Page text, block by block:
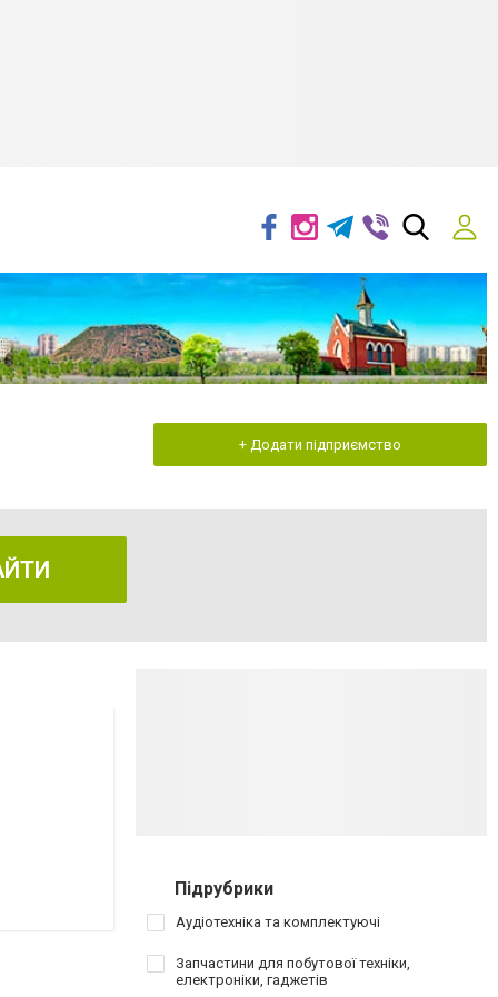
+ Додати підприємство
Підрубрики
Аудіотехніка та комплектуючі
Запчастини для побутової техніки,
електроніки, гаджетів